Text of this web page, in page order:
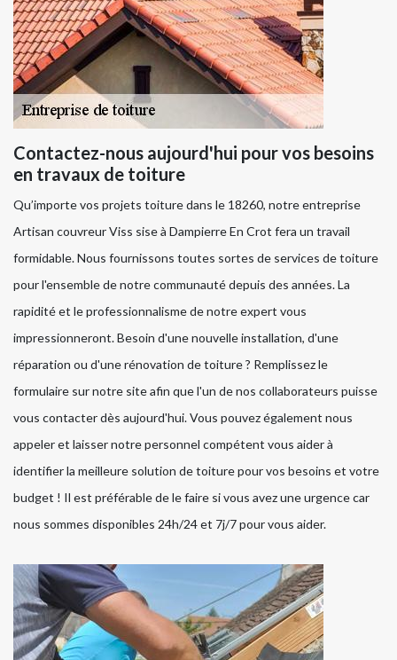
Contactez-nous aujourd'hui pour vos besoins
en travaux de toiture
Qu’importe vos projets toiture dans le 18260, notre entreprise
Artisan couvreur Viss sise à Dampierre En Crot fera un travail
formidable. Nous fournissons toutes sortes de services de toiture
pour l'ensemble de notre communauté depuis des années. La
rapidité et le professionnalisme de notre expert vous
impressionneront. Besoin d'une nouvelle installation, d'une
réparation ou d'une rénovation de toiture ? Remplissez le
formulaire sur notre site afin que l'un de nos collaborateurs puisse
vous contacter dès aujourd'hui. Vous pouvez également nous
appeler et laisser notre personnel compétent vous aider à
identifier la meilleure solution de toiture pour vos besoins et votre
budget ! Il est préférable de le faire si vous avez une urgence car
nous sommes disponibles 24h/24 et 7j/7 pour vous aider.